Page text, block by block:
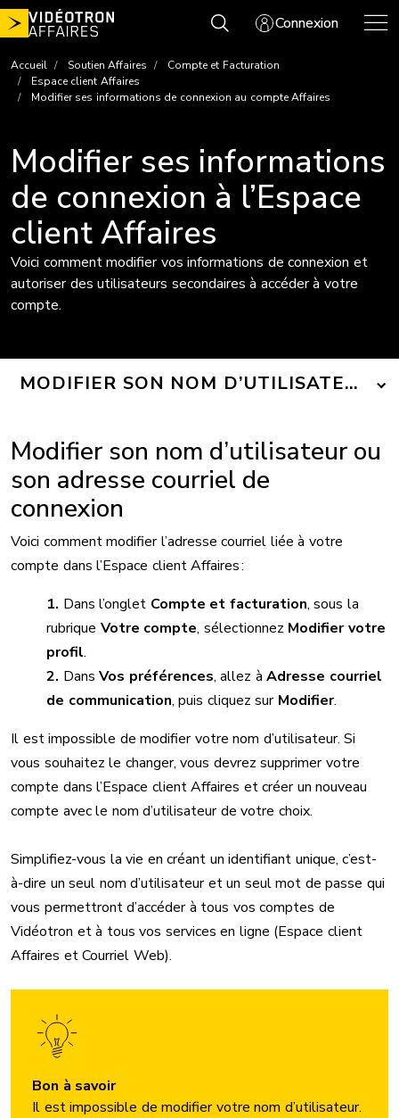
Aller
au
Connexion
Accueil Soutien Affaires
Compte et Facturation
Espace client Affaires
Modifier ses informations de connexion au compte Affaires
Modifier ses informations
de connexion à l’Espace
client Affaires
Voici comment modifier vos informations de connexion et
autoriser des utilisateurs secondaires à accéder à votre
compte.
MODIFIER SON NOM D’UTILISATEUR
Modifier son nom d’utilisateur ou
son adresse courriel de
connexion
Voici comment modifier l’adresse courriel liée à votre
compte dans l’Espace client Affaires :
Dans l’onglet Compte et facturation, sous la
rubrique Votre compte, sélectionnez Modifier votre
profil.
Dans Vos préférences, allez à Adresse courriel
de communication, puis cliquez sur Modifier.
Il est impossible de modifier votre nom d’utilisateur. Si
vous souhaitez le changer, vous devrez supprimer votre
compte dans l’Espace client Affaires et créer un nouveau
compte avec le nom d’utilisateur de votre choix.
Simplifiez-vous la vie en créant un identifiant unique, c’est-
à-dire un seul nom d’utilisateur et un seul mot de passe qui
vous permettront d’accéder à tous vos comptes de
Vidéotron et à tous vos services en ligne (Espace client
Affaires et Courriel Web).
Bon à savoir
Il est impossible de modifier votre nom d’utilisateur.